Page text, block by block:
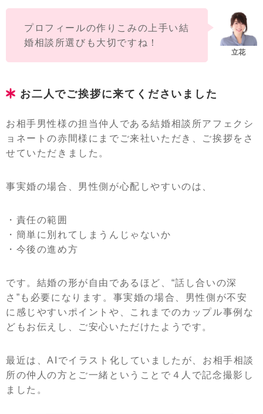
プロフィールの作りこみの上手い結
婚相談所選びも大切ですね！
お二人でご挨拶に来てくださいました
お相手男性様の担当仲人である結婚相談所アフェクシ
ョネートの赤間様にまでご来社いただき、ご挨拶をさ
せていただきました。
事実婚の場合、男性側が心配しやすいのは、
・責任の範囲
・簡単に別れてしまうんじゃないか
・今後の進め方
です。結婚の形が自由であるほど、“話し合いの深
さ”も必要になります。事実婚の場合、男性側が不安
に感じやすいポイントや、これまでのカップル事例な
どもお伝えし、ご安心いただけたようです。
最近は、AIでイラスト化していましたが、お相手相談
所の仲人の方とご一緒ということで４人で記念撮影し
ました。